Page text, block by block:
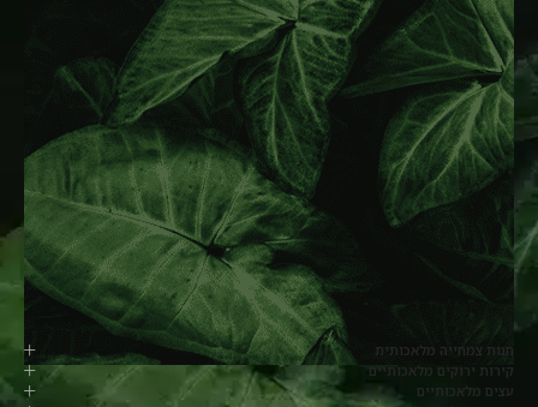
חנות צמחייה מלאכותית
קירות ירוקים מלאכותיים
עצים מלאכותיים